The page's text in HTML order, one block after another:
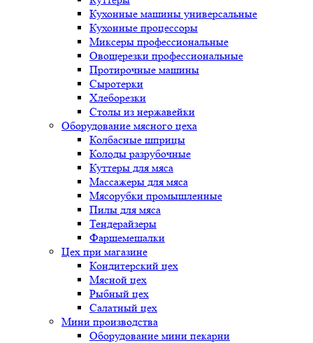
Кухонные машины универсальные
Кухонные процессоры
Миксеры профессиональные
Овощерезки профессиональные
Протирочные машины
Сыротерки
Хлеборезки
Столы из нержавейки
Оборудование мясного цеха
Колбасные шприцы
Колоды разрубочные
Куттеры для мяса
Массажеры для мяса
Мясорубки промышленные
Пилы для мяса
Тендерайзеры
Фаршемешалки
Цех при магазине
Кондитерский цех
Мясной цех
Рыбный цех
Салатный цех
Мини производства
Оборудование мини пекарни